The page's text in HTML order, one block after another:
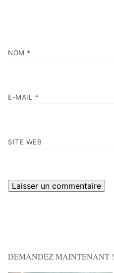
NOM *
E-MAIL *
SITE WEB
DEMANDEZ MAINTENANT !